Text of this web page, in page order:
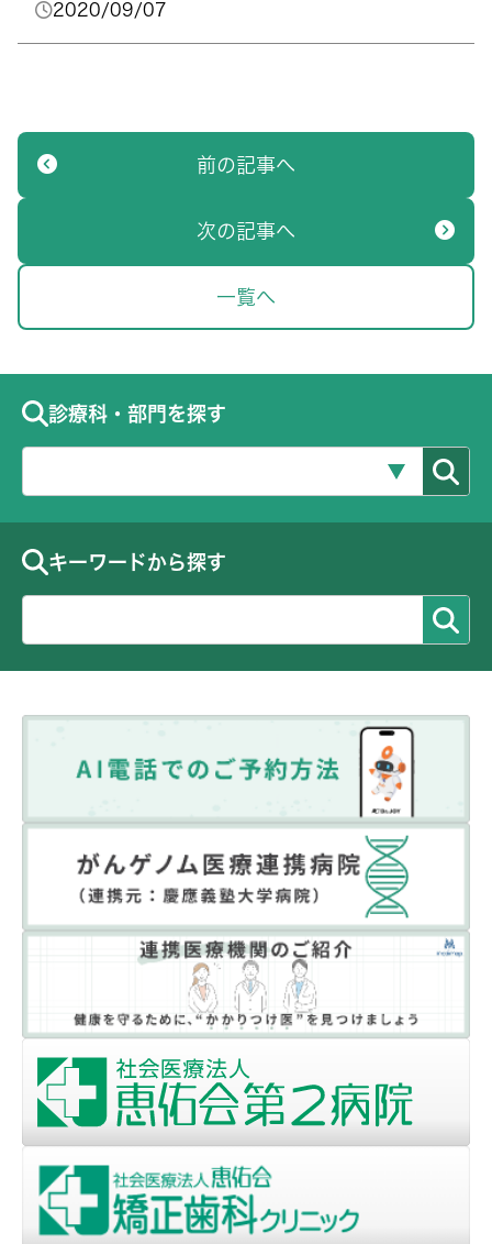
2020/09/07
前の記事へ
一覧へ
次の記事へ
診療科・部門を探す
キーワードから探す